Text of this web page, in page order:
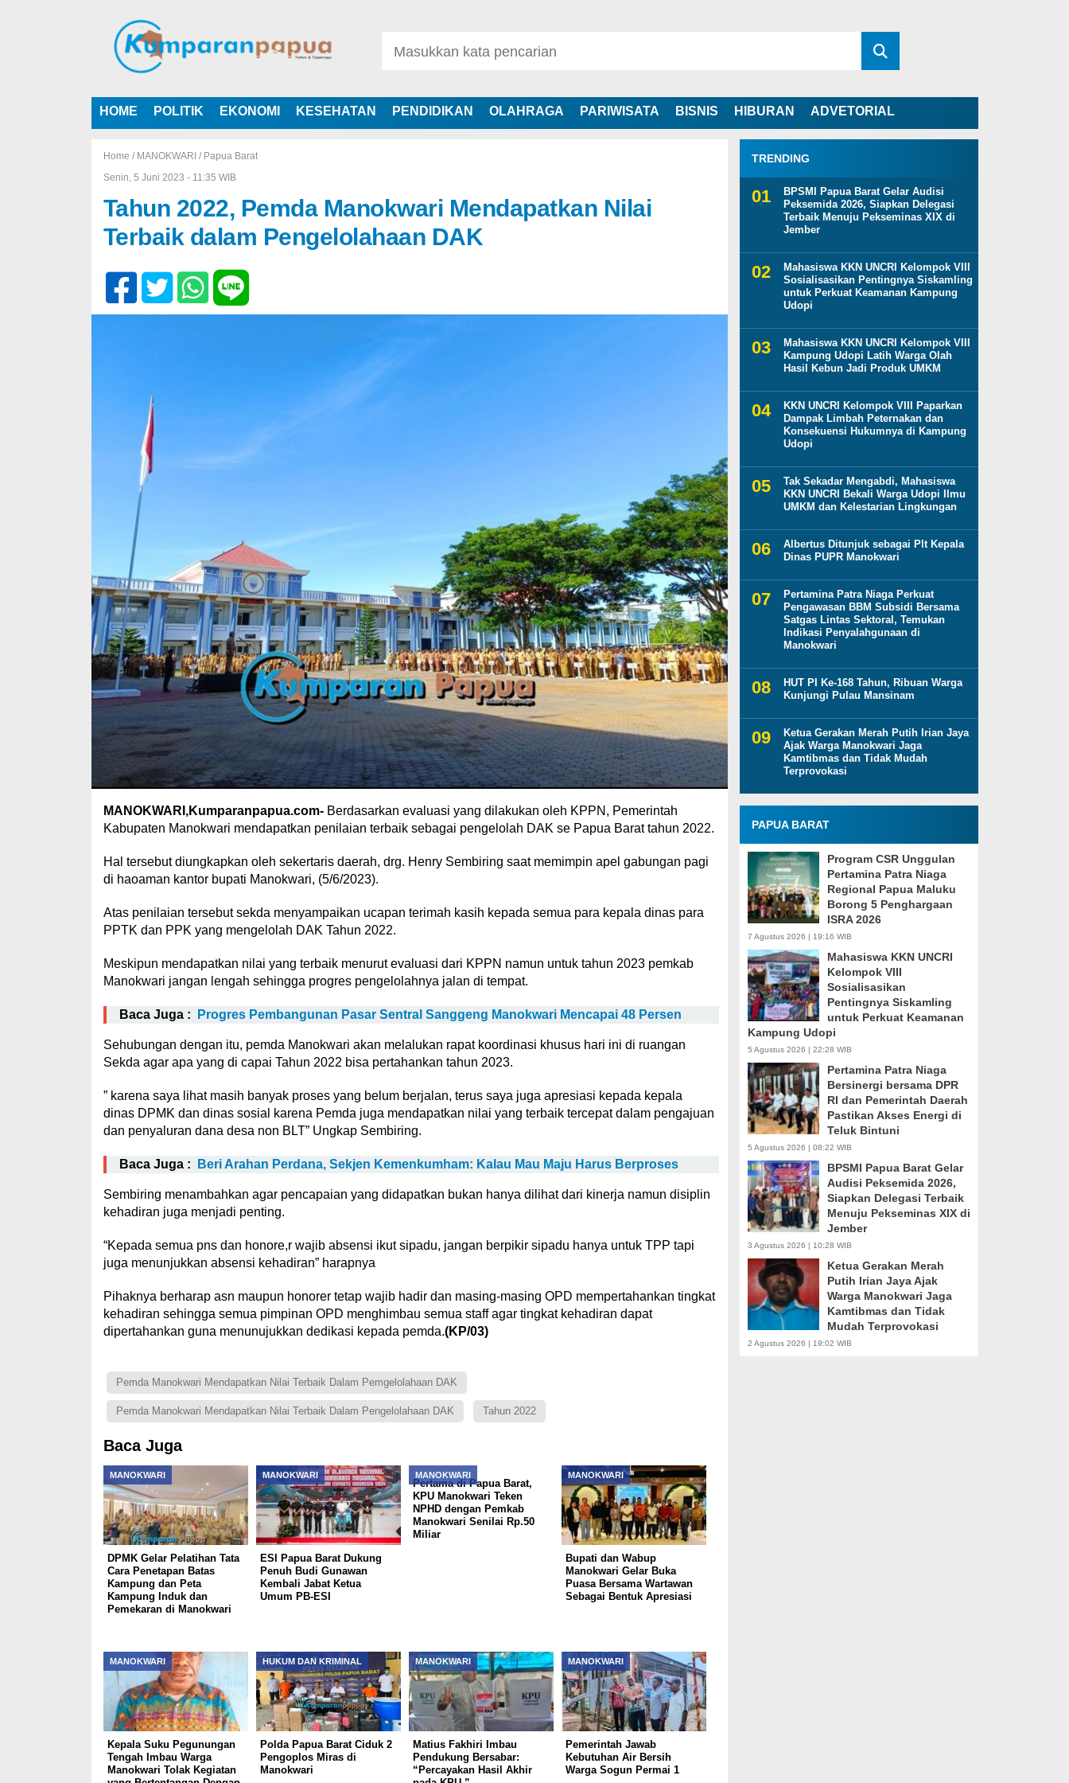
HOME POLITIK EKONOMI KESEHATAN PENDIDIKAN OLAHRAGA PARIWISATA BISNIS HIBURAN ADVETORIAL
Home / MANOKWARI / Papua Barat
Senin, 5 Juni 2023 - 11:35 WIB
Tahun 2022, Pemda Manokwari Mendapatkan Nilai
Terbaik dalam Pengelolahaan DAK
MANOKWARI,Kumparanpapua.com-Berdasarkan evaluasi yang dilakukan oleh KPPN, Pemerintah
Kabupaten Manokwari mendapatkan penilaian terbaik sebagai pengelolah DAK se Papua Barat tahun 2022.
Hal tersebut diungkapkan oleh sekertaris daerah, drg. Henry Sembiring saat memimpin apel gabungan pagi
di haoaman kantor bupati Manokwari, (5/6/2023).
Atas penilaian tersebut sekda menyampaikan ucapan terimah kasih kepada semua para kepala dinas para
PPTK dan PPK yang mengelolah DAK Tahun 2022.
Meskipun mendapatkan nilai yang terbaik menurut evaluasi dari KPPN namun untuk tahun 2023 pemkab
Manokwari jangan lengah sehingga progres pengelolahnya jalan di tempat.
Baca Juga : Progres Pembangunan Pasar Sentral Sanggeng Manokwari Mencapai 48 Persen
Sehubungan dengan itu, pemda Manokwari akan melalukan rapat koordinasi khusus hari ini di ruangan
Sekda agar apa yang di capai Tahun 2022 bisa pertahankan tahun 2023.
” karena saya lihat masih banyak proses yang belum berjalan, terus saya juga apresiasi kepada kepala
dinas DPMK dan dinas sosial karena Pemda juga mendapatkan nilai yang terbaik tercepat dalam pengajuan
dan penyaluran dana desa non BLT” Ungkap Sembiring.
Baca Juga : Beri Arahan Perdana, Sekjen Kemenkumham: Kalau Mau Maju Harus Berproses
Sembiring menambahkan agar pencapaian yang didapatkan bukan hanya dilihat dari kinerja namun disiplin
kehadiran juga menjadi penting.
“Kepada semua pns dan honore,r wajib absensi ikut sipadu, jangan berpikir sipadu hanya untuk TPP tapi
juga menunjukkan absensi kehadiran” harapnya
Pihaknya berharap asn maupun honorer tetap wajib hadir dan masing-masing OPD mempertahankan tingkat
kehadiran sehingga semua pimpinan OPD menghimbau semua staff agar tingkat kehadiran dapat
dipertahankan guna menunujukkan dedikasi kepada pemda.(KP/03)
Pemda Manokwari Mendapatkan Nilai Terbaik Dalam Pemgelolahaan DAK
Pemda Manokwari Mendapatkan Nilai Terbaik Dalam Pengelolahaan DAK Tahun 2022
Baca Juga
MANOKWARI
DPMK Gelar Pelatihan Tata
Cara Penetapan Batas
Kampung dan Peta
Kampung Induk dan
Pemekaran di Manokwari
MANOKWARI
ESI Papua Barat Dukung
Penuh Budi Gunawan
Kembali Jabat Ketua
Umum PB-ESI
MANOKWARI
Pertama di Papua Barat,
KPU Manokwari Teken
NPHD dengan Pemkab
Manokwari Senilai Rp.50
Miliar
MANOKWARI
Bupati dan Wabup
Manokwari Gelar Buka
Puasa Bersama Wartawan
Sebagai Bentuk Apresiasi
MANOKWARI
Kepala Suku Pegunungan
Tengah Imbau Warga
Manokwari Tolak Kegiatan
HUKUM DAN KRIMINAL
Polda Papua Barat Ciduk 2
Pengoplos Miras di
Manokwari
MANOKWARI
Matius Fakhiri Imbau
Pendukung Bersabar:
“Percayakan Hasil Akhir
MANOKWARI
Pemerintah Jawab
Kebutuhan Air Bersih
Warga Sogun Permai 1
TRENDING
BPSMI Papua Barat Gelar Audisi
Peksemida 2026, Siapkan Delegasi
Terbaik Menuju Pekseminas XIX di
Jember
Mahasiswa KKN UNCRI Kelompok VIII
Sosialisasikan Pentingnya Siskamling
untuk Perkuat Keamanan Kampung
Udopi
Mahasiswa KKN UNCRI Kelompok VIII
Kampung Udopi Latih Warga Olah
Hasil Kebun Jadi Produk UMKM
KKN UNCRI Kelompok VIII Paparkan
Dampak Limbah Peternakan dan
Konsekuensi Hukumnya di Kampung
Udopi
Tak Sekadar Mengabdi, Mahasiswa
KKN UNCRI Bekali Warga Udopi Ilmu
UMKM dan Kelestarian Lingkungan
Albertus Ditunjuk sebagai Plt Kepala
Dinas PUPR Manokwari
Pertamina Patra Niaga Perkuat
Pengawasan BBM Subsidi Bersama
Satgas Lintas Sektoral, Temukan
Indikasi Penyalahgunaan di
Manokwari
HUT PI Ke-168 Tahun, Ribuan Warga
Kunjungi Pulau Mansinam
Ketua Gerakan Merah Putih Irian Jaya
Ajak Warga Manokwari Jaga
Kamtibmas dan Tidak Mudah
Terprovokasi
PAPUA BARAT
Program CSR Unggulan
Pertamina Patra Niaga
Regional Papua Maluku
Borong 5 Penghargaan
ISRA 2026
7 Agustus 2026 | 19:16 WIB
Mahasiswa KKN UNCRI
Kelompok VIII
Sosialisasikan
Pentingnya Siskamling
untuk Perkuat Keamanan
Kampung Udopi
5 Agustus 2026 | 22:28 WIB
Pertamina Patra Niaga
Bersinergi bersama DPR
RI dan Pemerintah Daerah
Pastikan Akses Energi di
Teluk Bintuni
5 Agustus 2026 | 08:22 WIB
BPSMI Papua Barat Gelar
Audisi Peksemida 2026,
Siapkan Delegasi Terbaik
Menuju Pekseminas XIX di
Jember
3 Agustus 2026 | 10:28 WIB
Ketua Gerakan Merah
Putih Irian Jaya Ajak
Warga Manokwari Jaga
Kamtibmas dan Tidak
Mudah Terprovokasi
2 Agustus 2026 | 19:02 WIB